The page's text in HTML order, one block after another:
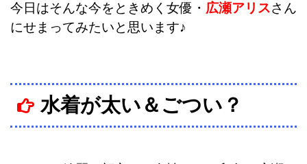
今日はそんな今をときめく女優・ 広瀬アリスさん
にせまってみたいと思います♪
水着が太い＆ごつい？